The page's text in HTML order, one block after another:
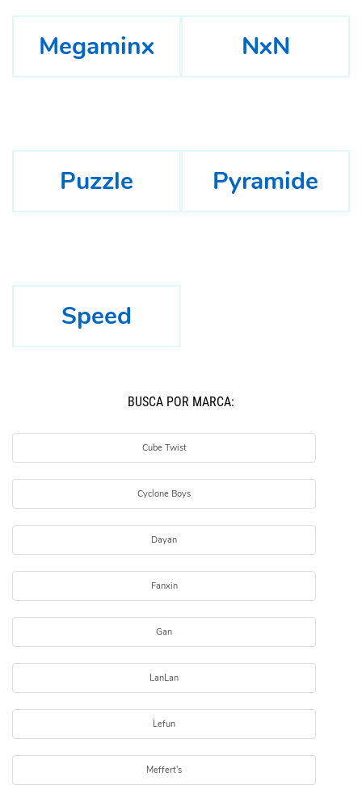
Megaminx NxN
Puzzle Pyramide
Speed
BUSCÁ POR MARCA:
Cube Twist
Cyclone Boys
Dayan
Fanxin
Gan
LanLan
Lefun
Meffert's